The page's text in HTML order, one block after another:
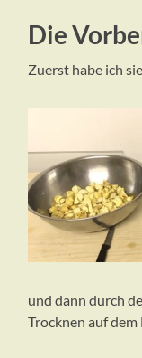
Die
Zuerst habe ich
und dann durch
Trocknen auf dem